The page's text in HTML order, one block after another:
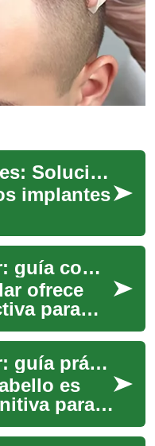
Implantes Capilares: Solución Moderna para la Alopecia
implantes
al
para la
Trasplante capilar: guía completa para recuperar tu cabello
ofrece
para
Esta
Trasplante capilar: guía práctica y todo lo que debes saber
es
para
pérdida de